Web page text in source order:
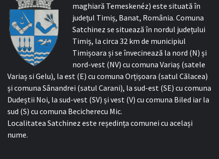
maghiară Temeskenéz) este situată în
județul Timiș, Banat, România. Comuna
Satchinez se situează în nordul județului
Timiș, la circa 32 km de municipiul
Timișoara și se învecinează la nord (N) și
nord-vest (NV) cu comuna Variaș (satele
Variaș si Gelu), la est (E) cu comuna Orțișoara (satul Călacea)
și comuna Sânandrei (satul Carani), la sud-est (SE) cu comuna
Dudeștii Noi, la sud-vest (SV) și vest (V) cu comuna Biled iar la
sud (S) cu comuna Becicherecu Mic.
Localitatea Satchinez este reședința comunei cu același
nume.